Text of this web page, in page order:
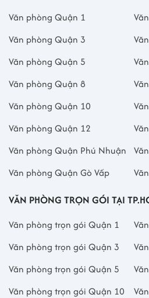
Văn phòng Quận 1
Văn phòng Quận 3
Văn phòng Quận 5
Văn phòng Quận 8
Văn phòng Quận 10
Văn phòng Quận 12
Văn phòng Quận Phú Nhuận
Văn phòng Quận Gò Vấp
VĂN PHÒNG TRỌN GÓI TẠI
Văn phòng trọn gói Quận 1
Văn phòng trọn gói Quận 3
Văn phòng trọn gói Quận 5
Văn phòng trọn gói Quận 10